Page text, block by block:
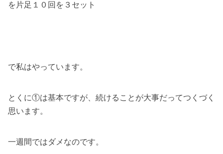
を片足１０回を３セット
で私はやっています。
とくに①は基本ですが、続けることが大事だってつくづく
思います。
一週間ではダメなのです。